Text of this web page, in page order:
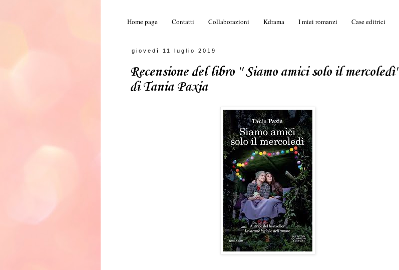
Home page Contatti Collaborazioni Kdrama I miei romanzi Case editrici
giovedì 11 luglio 2019
Recensione del libro '' Siamo amici solo il mercoledì''
di Tania Paxia